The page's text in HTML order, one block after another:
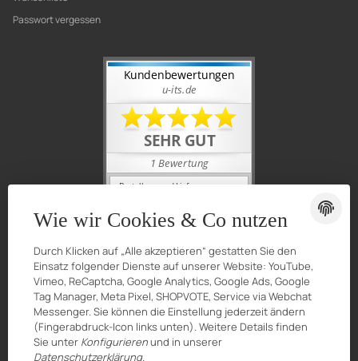
Passwort vergessen
Wie wir Cookies & Co nutzen
Durch Klicken auf „Alle akzeptieren“ gestatten Sie den
Einsatz folgender Dienste auf unserer Website: YouTube,
Vimeo, ReCaptcha, Google Analytics, Google Ads, Google
Tag Manager, Meta Pixel, SHOPVOTE, Service via Webchat
Messenger. Sie können die Einstellung jederzeit ändern
(Fingerabdruck-Icon links unten). Weitere Details finden
Sie unter Konfigurierenund in unserer
Datenschutzerklärung.